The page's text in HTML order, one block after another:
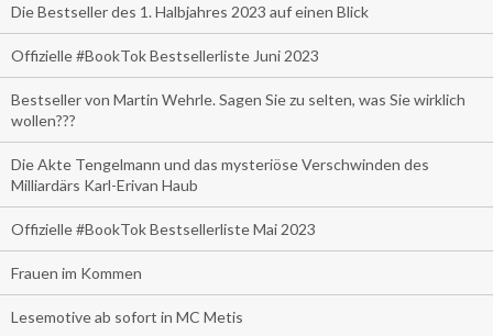
Die Bestseller des 1. Halbjahres 2023 auf einen Blick
Offizielle #BookTok Bestsellerliste Juni 2023
Bestseller von Martin Wehrle. Sagen Sie zu selten, was Sie wirklich
wollen???
Die Akte Tengelmann und das mysteriöse Verschwinden des
Milliardärs Karl-Erivan Haub
Offizielle #BookTok Bestsellerliste Mai 2023
Frauen im Kommen
Lesemotive ab sofort in MC Metis